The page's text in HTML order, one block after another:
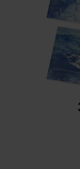
3,31 €